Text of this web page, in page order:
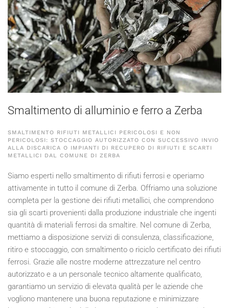
Smaltimento di alluminio e ferro a Zerba
SMALTIMENTO RIFIUTI METALLICI PERICOLOSI E NON
PERICOLOSI: STOCCAGGIO AUTORIZZATO CON SUCCESSIVO INVIO
ALLA DISCARICA O IMPIANTI DI RECUPERO DI RIFIUTI E SCARTI
METALLICI DAL COMUNE DI ZERBA
Siamo esperti nello smaltimento di rifiuti ferrosi e operiamo
attivamente in tutto il comune di Zerba. Offriamo una soluzione
completa per la gestione dei rifiuti metallici, che comprendono
sia gli scarti provenienti dalla produzione industriale che ingenti
quantità di materiali ferrosi da smaltire. Nel comune di Zerba,
mettiamo a disposizione servizi di consulenza, classificazione,
ritiro e stoccaggio, con smaltimento o riciclo certificato dei rifiuti
ferrosi. Grazie alle nostre moderne attrezzature nel centro
autorizzato e a un personale tecnico altamente qualificato,
garantiamo un servizio di elevata qualità per le aziende che
vogliono mantenere una buona reputazione e minimizzare